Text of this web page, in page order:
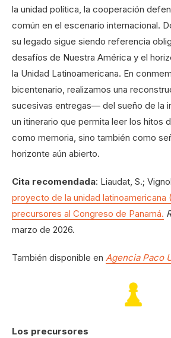
la unidad política, la cooperación
común en el escenario internacional.
su legado sigue siendo referencia
desafíos de Nuestra América y el
la Unidad Latinoamericana. En
bicentenario, realizamos una
sucesivas entregas— del sueño de la
un itinerario que permita leer los hitos
como memoria, sino también como
horizonte aún abierto.
Cita recomendada: Liaudat, S.;
proyecto de la unidad latinoamericana
precursores al Congreso de Panamá.
marzo de 2026.
También disponible en Agencia Paco
Los precursores